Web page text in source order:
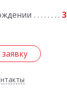
3
55А